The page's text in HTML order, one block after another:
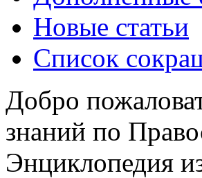
Новые статьи
Список
Добро
знаний по
Энциклопедия